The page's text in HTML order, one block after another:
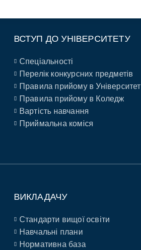
ВСТУП ДО УНІВЕРСИТЕТУ
Спеціальності
Перелік конкурсних предметів
Правила прийому в Університет
Правила прийому в Коледж
Вартість навчання
Приймальна коміся
ВИКЛАДАЧУ
Стандарти вищої освіти
Навчальні плани
Нормативна база